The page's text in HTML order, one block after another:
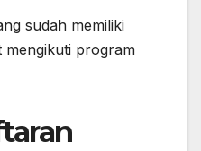
sudah memiliki
mengikuti program